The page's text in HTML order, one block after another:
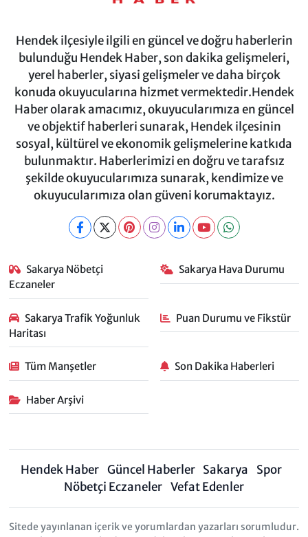
Hendek ilçesiyle ilgili en güncel ve doğru haberlerin
bulunduğu Hendek Haber, son dakika gelişmeleri,
yerel haberler, siyasi gelişmeler ve daha birçok
konuda okuyucularına hizmet vermektedir.Hendek
Haber olarak amacımız, okuyucularımıza en güncel
ve objektif haberleri sunarak, Hendek ilçesinin
sosyal, kültürel ve ekonomik gelişmelerine katkıda
bulunmaktır. Haberlerimizi en doğru ve tarafsız
şekilde okuyucularımıza sunarak, kendimize ve
okuyucularımıza olan güveni korumaktayız.
Sakarya Nöbetçi
Eczaneler
Sakarya Hava Durumu
Sakarya Trafik Yoğunluk
Haritası
Puan Durumu ve Fikstür
Tüm Manşetler Son Dakika Haberleri
Haber Arşivi
Hendek Haber Güncel Haberler Sakarya
Spor
Nöbetçi Eczaneler Vefat Edenler
Sitede yayınlanan içerik ve yorumlardan yazarları sorumludur.